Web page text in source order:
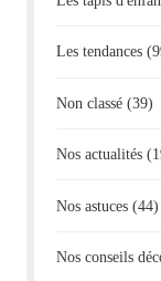
Les tendances
Non classé (39)
Nos actualités
Nos astuces (44)
Nos conseils